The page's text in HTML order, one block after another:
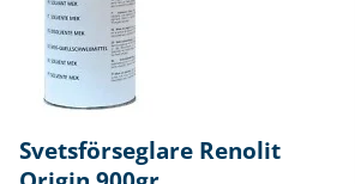
Svetsförseglare Renolit